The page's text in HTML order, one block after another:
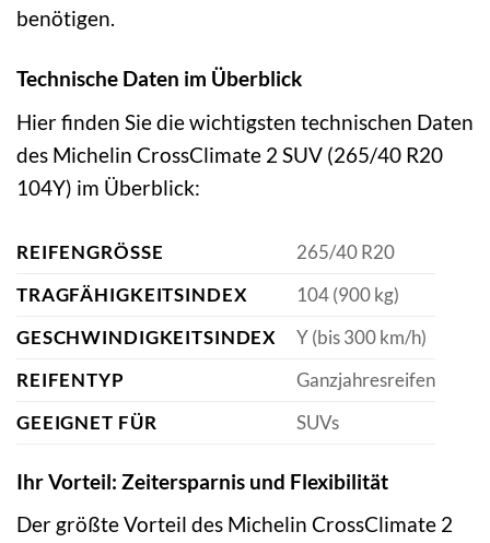
benötigen.
Technische Daten im Überblick
Hier finden Sie die wichtigsten technischen Daten
des Michelin CrossClimate 2 SUV (265/40 R20
104Y) im Überblick:
REIFENGRÖSSE
265/40 R20
TRAGFÄHIGKEITSINDEX
104 (900 kg)
GESCHWINDIGKEITSINDEX
Y (bis 300 km/h)
REIFENTYP
Ganzjahresreifen
GEEIGNET FÜR
SUVs
Ihr Vorteil: Zeitersparnis und Flexibilität
Der größte Vorteil des Michelin CrossClimate 2